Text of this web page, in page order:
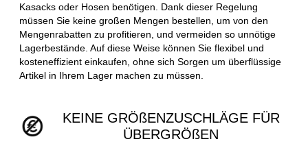
Kasacks oder Hosen benötigen. Dank dieser Regelung
müssen Sie keine großen Mengen bestellen, um von den
Mengenrabatten zu profitieren, und vermeiden so unnötige
Lagerbestände. Auf diese Weise können Sie flexibel und
kosteneffizient einkaufen, ohne sich Sorgen um überflüssige
Artikel in Ihrem Lager machen zu müssen.
KEINE GRÖßENZUSCHLÄGE FÜR
ÜBERGRÖßEN